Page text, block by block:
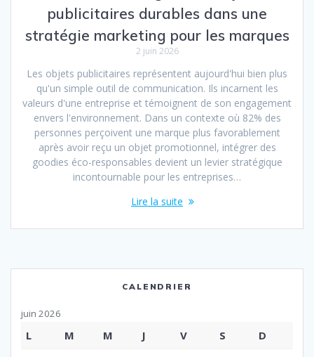
publicitaires durables dans une
stratégie marketing pour les marques
2 juin 2026
Les objets publicitaires représentent aujourd'hui bien plus
qu'un simple outil de communication. Ils incarnent les
valeurs d'une entreprise et témoignent de son engagement
envers l'environnement. Dans un contexte où 82% des
personnes perçoivent une marque plus favorablement
après avoir reçu un objet promotionnel, intégrer des
goodies éco-responsables devient un levier stratégique
incontournable pour les entreprises…
Lire la suite
CALENDRIER
juin 2026
L M M J V S
D